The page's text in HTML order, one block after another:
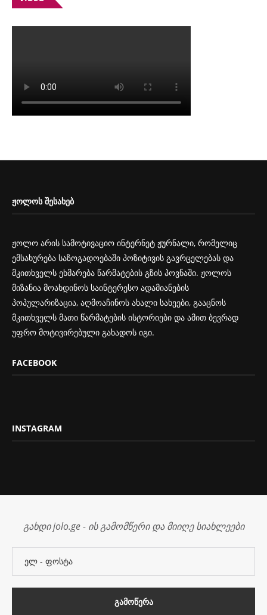
ᲟᲝᲚᲝᲡ ᲨᲔᲡᲐᲮᲔᲑ
ჟოლო არის სამოტივაციო ინტერნეტ ჟურნალი, რომელიც
ემსახურება საზოგადოებაში პოზიტივის გავრცელებას და
მკითხველს ეხმარება წარმატების გზის პოვნაში. ჟოლოს
მიზანია მოახდინოს საინტერესო ადამიანების
პოპულარიზაცია, აღმოაჩინოს ახალი სახეები, გააცნოს
მკითხველს მათი წარმატების ისტორიები და ამით ბევრად
უფრო მოტივირებული გახადოს იგი.
FACEBOOK
INSTAGRAM
გახდი jolo.ge - ის გამომწერი და მიიღე სიახლეები